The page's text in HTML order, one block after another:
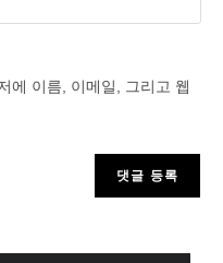
에 이름, 이메일, 그리고 웹